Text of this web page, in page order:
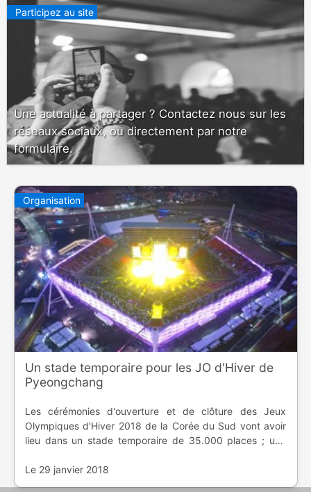
Participez au site
Une actualité à partager ? Contactez nous sur les
réseaux sociaux, ou directement par notre
formulaire.
Organisation
Un stade temporaire pour les JO d'Hiver de
Pyeongchang
Les cérémonies d'ouverture et de clôture des Jeux
Olympiques d'Hiver 2018 de la Corée du Sud vont avoir
lieu dans un stade temporaire de 35.000 places ; une
Le 29 janvier 2018